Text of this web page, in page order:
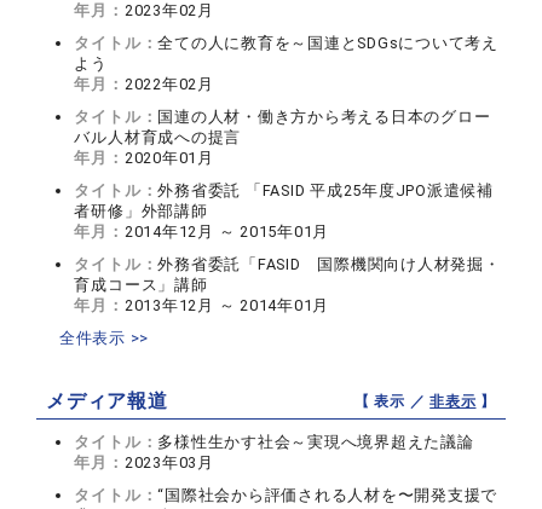
年月： 2023年02月
タイトル：全ての人に教育を～国連とSDGsについて考え
よう
年月： 2022年02月
タイトル： 国連の人材・働き方から考える日本のグロー
バル人材育成への提言
年月： 2020年01月
タイトル：外務省委託 「FASID 平成25年度JPO派遣候補
者研修」外部講師
年月： 2014年12月 ～ 2015年01月
タイトル：外務省委託「FASID 国際機関向け人材発掘・
育成コース」講師
年月： 2013年12月 ～ 2014年01月
全件表示 >>
メディア報道 【 表示 ／非表示 】
タイトル： 多様性生かす社会～実現へ境界超えた議論
年月： 2023年03月
タイトル：“国際社会から評価される人材を〜開発支援で